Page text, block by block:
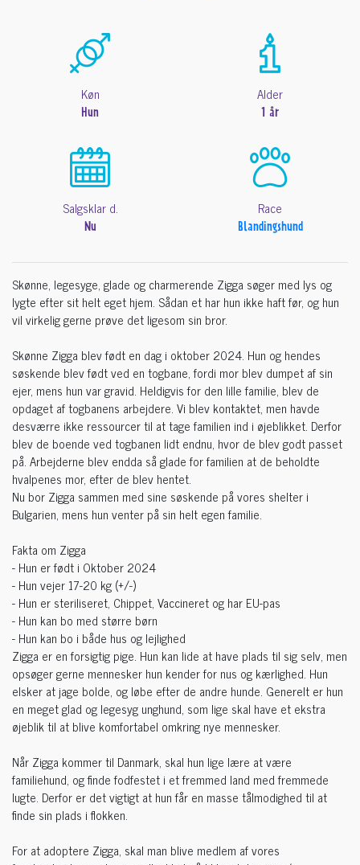
Køn
Hun
Alder
1 år
Salgsklar d.
Nu
Race
Blandingshund
Skønne, legesyge, glade og charmerende Zigga søger med lys og
lygte efter sit helt eget hjem. Sådan et har hun ikke haft før, og hun
vil virkelig gerne prøve det ligesom sin bror.
Skønne Zigga blev født en dag i oktober 2024. Hun og hendes
søskende blev født ved en togbane, fordi mor blev dumpet af sin
ejer, mens hun var gravid. Heldigvis for den lille familie, blev de
opdaget af togbanens arbejdere. Vi blev kontaktet, men havde
desværre ikke ressourcer til at tage familien ind i øjeblikket. Derfor
blev de boende ved togbanen lidt endnu, hvor de blev godt passet
på. Arbejderne blev endda så glade for familien at de beholdte
hvalpenes mor, efter de blev hentet.
Nu bor Zigga sammen med sine søskende på vores shelter i
Bulgarien, mens hun venter på sin helt egen familie.
Fakta om Zigga
- Hun er født i Oktober 2024
- Hun vejer 17-20 kg (+/-)
- Hun er steriliseret, Chippet, Vaccineret og har EU-pas
- Hun kan bo med større børn
- Hun kan bo i både hus og lejlighed
Zigga er en forsigtig pige. Hun kan lide at have plads til sig selv, men
opsøger gerne mennesker hun kender for nus og kærlighed. Hun
elsker at jage bolde, og løbe efter de andre hunde. Generelt er hun
en meget glad og legesyg unghund, som lige skal have et ekstra
øjeblik til at blive komfortabel omkring nye mennesker.
Når Zigga kommer til Danmark, skal hun lige lære at være
familiehund, og finde fodfestet i et fremmed land med fremmede
lugte. Derfor er det vigtigt at hun får en masse tålmodighed til at
finde sin plads i flokken.
For at adoptere Zigga, skal man blive medlem af vores